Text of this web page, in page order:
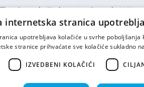
Centrala Firule
021 556 111
Centrala Križine
021 557 111
Spinčićeva 1,
21000 Split
Hrvatska
internetska stranica
upotrebljava kolačiće u svrhe poboljšanja
stranice prihvaćate sve kolačiće sukladno
IZVEDBENI KOLAČIĆI